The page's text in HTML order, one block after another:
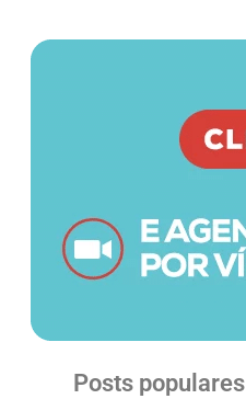
Posts populares